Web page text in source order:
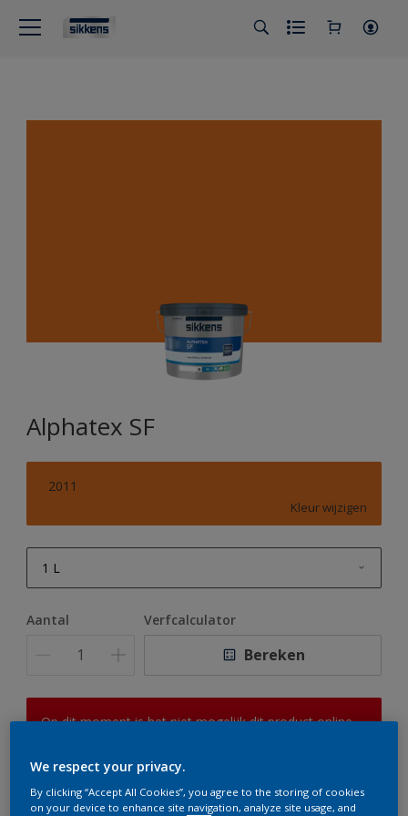
Alphatex SF
2011
Kleur wijzigen
1 L
10 L
Aantal Verfcalculator
Bereken
Op dit moment is het niet mogelijk dit product online
er hard aan om de voorraad aan te vullen.
We respect your privacy.
By clicking “Accept All Cookies”, you agree to the storing of cookies
on your device to enhance site navigation, analyze site usage, and